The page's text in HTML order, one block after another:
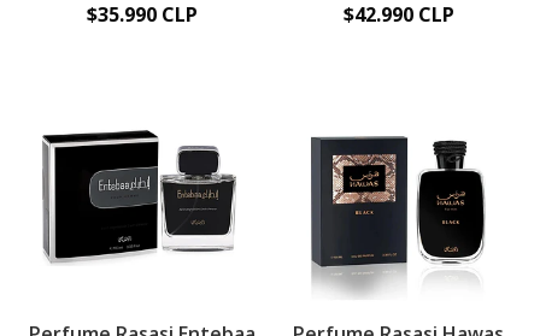
$35.990 CLP
$42.990 CLP